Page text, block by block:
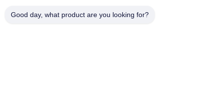
Good day, what product are you looking for?